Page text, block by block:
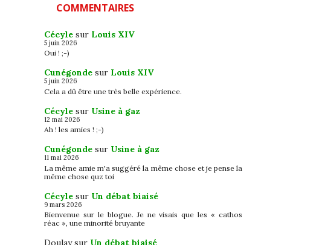
COMMENTAIRES
Cécyle sur Louis XIV
5 juin 2026
Oui ! ;-)
Cunégonde sur Louis XIV
5 juin 2026
Cela a dû être une très belle expérience.
Cécyle sur Usine à gaz
12 mai 2026
Ah ! les amies ! ;-)
Cunégonde sur Usine à gaz
11 mai 2026
La même amie m'a suggéré la même chose et je pense la
même chose quz toi
Cécyle sur Un débat biaisé
9 mars 2026
Bienvenue sur le blogue. Je ne visais que les « cathos
réac », une minorité bruyante